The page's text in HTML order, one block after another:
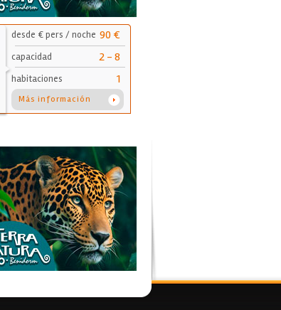
desde € pers / noche 90 €
capacidad 2 - 8
habitaciones 1
Más información